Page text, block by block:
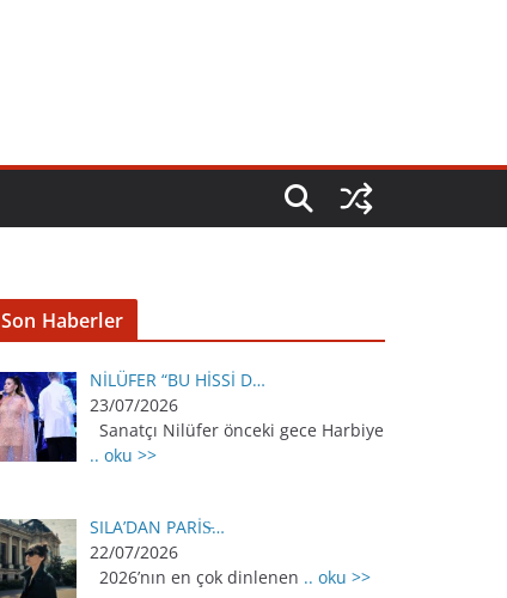
Son Haberler
NİLÜFER “BU HİSSİ D…
23/07/2026
Sanatçı Nilüfer önceki gece Harbiye
.. oku >>
SILA’DAN PARİS̵…
22/07/2026
2026’nın en çok dinlenen .. oku >>